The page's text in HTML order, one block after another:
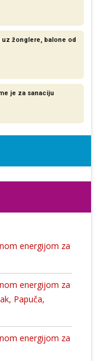
žonglere, balone od
je za sanaciju
energijom za
energijom za
Papuča,
energijom za